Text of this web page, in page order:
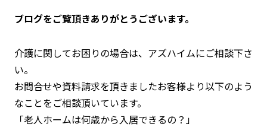
ブログをご覧頂きありがとうございます。
介護に関してお困りの場合は、アズハイムにご相談下さ
い。
お問合せや資料請求を頂きましたお客様より以下のよう
なことをご相談頂いています。
「老人ホームは何歳から入居できるの？」